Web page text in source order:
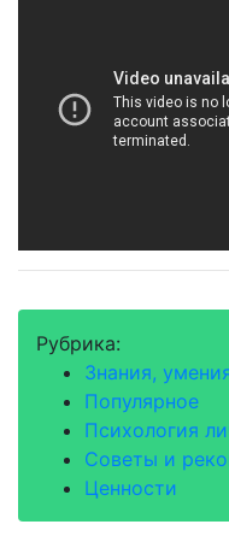
Рубрика:
Знания,
Популярное
Психология
Советы и
Ценности